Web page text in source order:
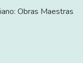
Obras Maestras